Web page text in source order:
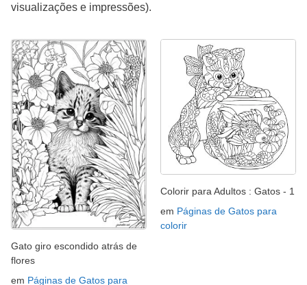
visualizações e impressões).
Gato giro escondido atrás de
flores
em Páginas de Gatos para
Colorir para Adultos : Gatos - 1
em Páginas de Gatos para
colorir